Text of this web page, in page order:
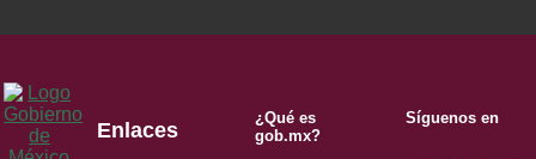
Enlaces
¿Qué es
gob.mx?
Síguenos en